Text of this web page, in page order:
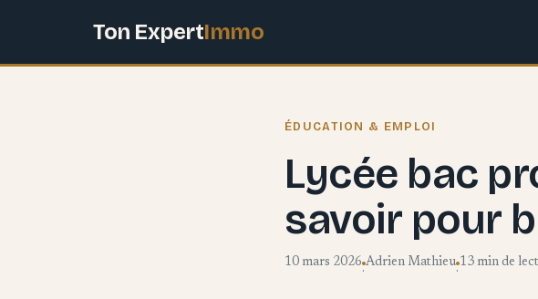
Ton ExpertImmo
ÉDUCATION & EMPLOI
Lycée bac
savoir pour
10 mars 2026
·
Adrien Mathieu
·
13 min de